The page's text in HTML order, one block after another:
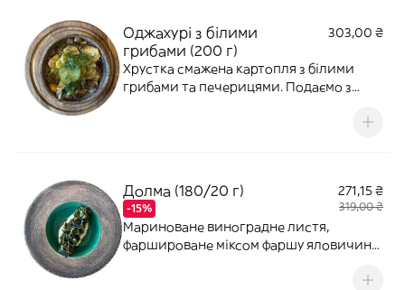
Оджахурі з білими
грибами (200 г)
303,00 ₴
Хрустка смажена картопля з білими
грибами та печерицями. Подаємо з
Долма (180/20 г)
-15%
271,15 ₴
319,00 ₴
Мариноване виноградне листя,
фаршироване міксом фаршу яловичини